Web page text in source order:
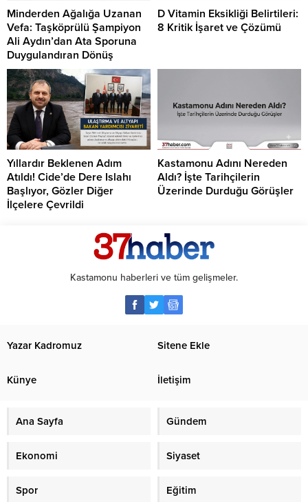
Minderden Ağalığa Uzanan
Vefa: Taşköprülü Şampiyon
Ali Aydın’dan Ata Sporuna
Duygulandıran Dönüş
D Vitamin Eksikliği Belirtileri:
8 Kritik İşaret ve Çözümü
Yıllardır Beklenen Adım
Atıldı! Cide’de Dere Islahı
Başlıyor, Gözler Diğer
İlçelere Çevrildi
Kastamonu Adını Nereden
Aldı? İşte Tarihçilerin
Üzerinde Durduğu Görüşler
Kastamonu haberleri ve tüm gelişmeler.
Yazar Kadromuz Sitene Ekle
Künye İletişim
Ana Sayfa Gündem
Ekonomi Siyaset
Spor Eğitim